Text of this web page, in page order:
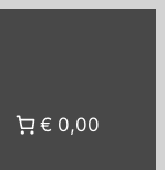
€ 0,00